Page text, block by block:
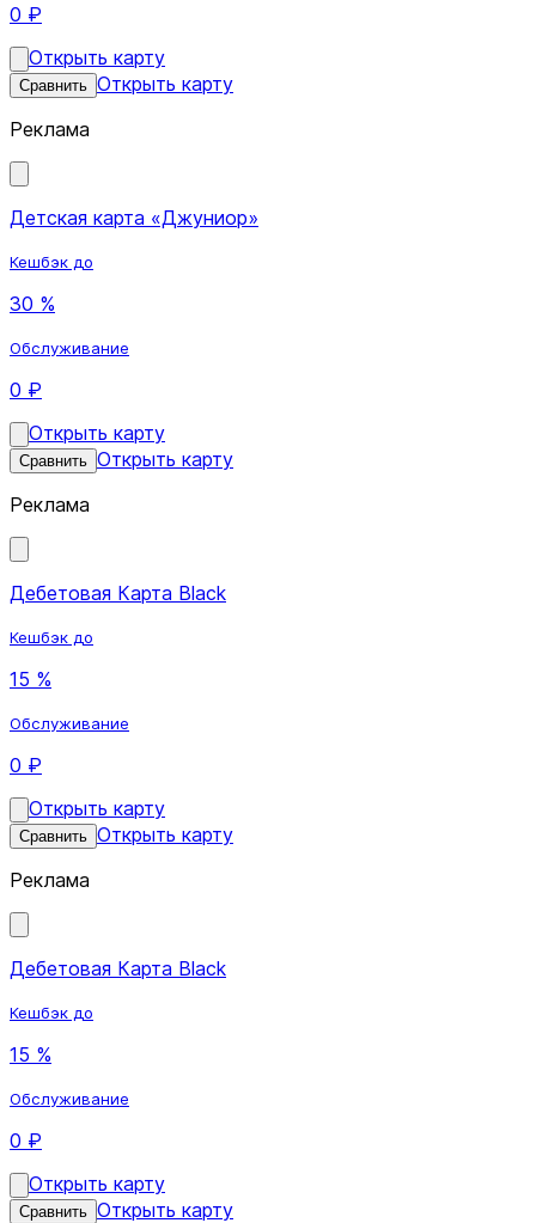
0 ₽
Открыть карту
Сравнить Открыть карту
Реклама
Детская карта «Джуниор»
Кешбэк до
30 %
Обслуживание
0 ₽
Открыть карту
Сравнить Открыть карту
Реклама
Дебетовая Карта Black
Кешбэк до
15 %
Обслуживание
0 ₽
Открыть карту
Сравнить Открыть карту
Реклама
Дебетовая Карта Black
Кешбэк до
15 %
Обслуживание
0 ₽
Открыть карту
Сравнить Открыть карту